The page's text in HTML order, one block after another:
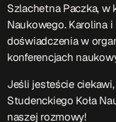
Strona UJK
Klub WSPAK
Wirtualna Uczelnia
Biuro Karier
Punkt Interwencji
Szlachetna Paczka, w
Naukowego. Karolina
doświadczenia w
konferencjach
Jeśli jesteście
Studenckiego Koła
naszej rozmowy!